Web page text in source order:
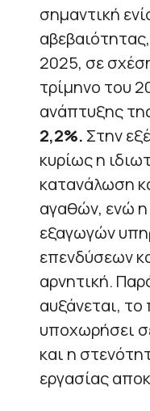
σημαντική
2025, σε
τρίμηνο του
ανάπτυξης
2,2%. Στην
κυρίως η
κατανάλωση
αγαθών, ενώ
εξαγωγών
επενδύσεων
αρνητική.
αυξάνεται, το
υποχωρήσει
και η
εργασίας